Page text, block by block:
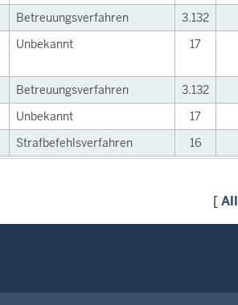
Betreuungsverfahren 3.132
Unbekannt 17
Betreuungsverfahren 3.132
Unbekannt 17
Strafbefehlsverfahren 16
[